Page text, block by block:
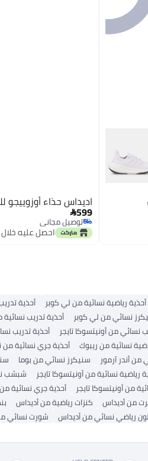
اديداس حذاء أوزوييجو
599
توصيل مجاني
توصيل مجانياحصل عليه خلال
أحذية رياضية نسائية من لي كوبر
أحذية
نسائي من لي كوبر
أحذية تدريب
من أونيتسوكا تايجر
أحذية تدريب
نسائية من ريبوك
أحذية جري نسائية من
أندر آرمور
سنيكرز نسائي من بوما
رياضية نسائية من أونيتسوكا تايجر
شبشب
من أونيتسوكا تايجر
أحذية جري نسائية
من أديداس
كنزات رياضية من أديداس
رياضي نسائي من أديداس
شورت نسائي